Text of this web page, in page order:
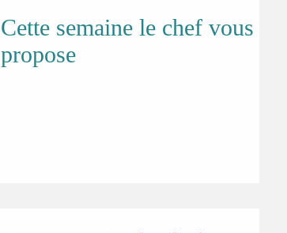
Cette semaine le chef vous
propose